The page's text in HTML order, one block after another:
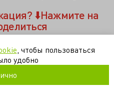
⬇️Нажмите на
сокращение
, чтобы пользоваться
удобно